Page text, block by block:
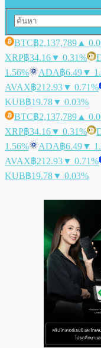
BTC฿2,137,789 ▲
XRP฿34.16▼ 0.31%
1.56%
ADA฿6.49▼
AVAX฿212.93▼ 0.71%
KUB฿19.78▼ 0.03%
BTC฿2,137,789 ▲
XRP฿34.16▼ 0.31%
1.56%
ADA฿6.49▼
AVAX฿212.93▼ 0.71%
KUB฿19.78▼ 0.03%